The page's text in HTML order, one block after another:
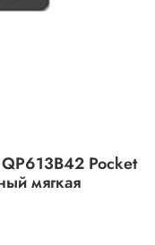
Pocket
мягкая